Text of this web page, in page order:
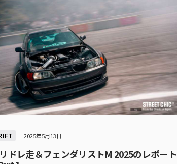
2025年5月13日
ドレ走＆フェンダリストM 2025のレポート